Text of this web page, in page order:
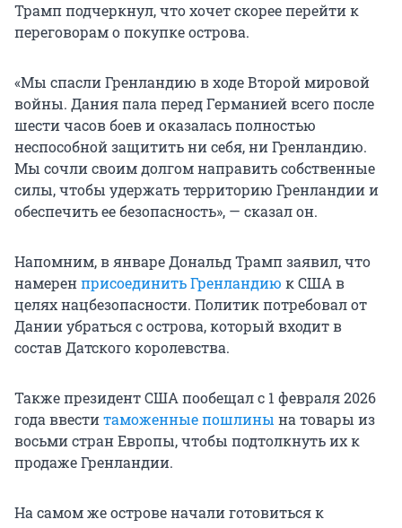
Трамп подчеркнул, что хочет скорее перейти к
переговорам о покупке острова.
«Мы спасли Гренландию в ходе Второй мировой
войны. Дания пала перед Германией всего после
шести часов боев и оказалась полностью
неспособной защитить ни себя, ни Гренландию.
Мы сочли своим долгом направить собственные
силы, чтобы удержать территорию Гренландии и
обеспечить ее безопасность», — сказал он.
Напомним, в январе Дональд Трамп заявил, что
намеренприсоединить Гренландию к США в
целях нацбезопасности. Политик потребовал от
Дании убраться с острова, который входит в
состав Датского королевства.
Также президент США пообещал с 1 февраля 2026
года ввеститаможенные пошлины на товары из
восьми стран Европы, чтобы подтолкнуть их к
продаже Гренландии.
На самом же острове начали готовиться к